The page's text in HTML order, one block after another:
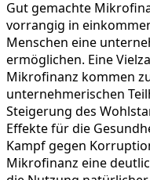
Gut gemachte
vorrangig in
Menschen eine
ermöglichen. Eine
Mikrofinanz kommen
unternehmerischen
Steigerung des
Effekte für die
Kampf gegen
Mikrofinanz eine